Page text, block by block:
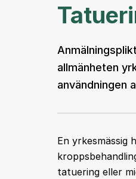
allmänheten
användningen
En yrkesmässig
tatuering eller